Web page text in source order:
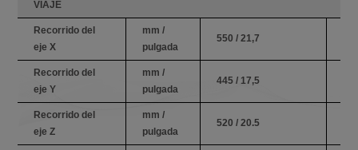
VIAJE
Recorrido del
eje X
mm /
pulgada
550 / 21,7
Recorrido del
eje Y
mm /
pulgada
445 / 17,5
Recorrido del
eje Z
mm /
pulgada
520 / 20.5